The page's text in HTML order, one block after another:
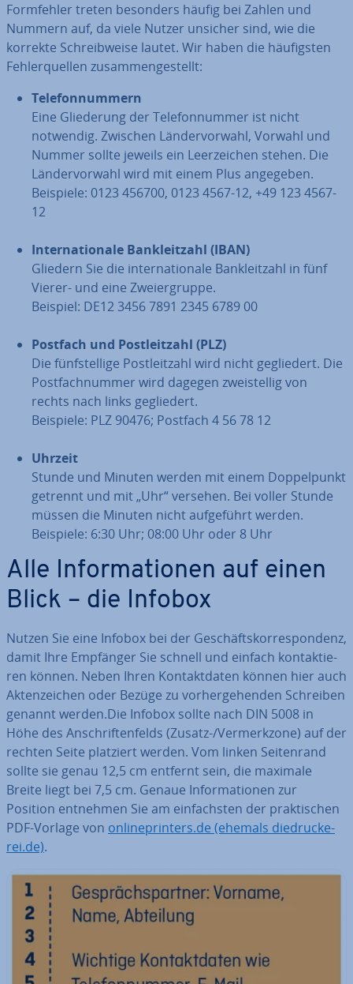
Form­feh­ler treten besonders häufig bei Zahlen und
Nummern auf, da viele Nutzer unsicher sind, wie die
korrekte Schreib­wei­se lautet. Wir haben die häu­figs­ten
Feh­ler­quel­len zu­sam­men­ge­stellt:
Te­le­fon­num­mern
Eine Glie­de­rung der Te­le­fon­num­mer ist nicht
notwendig. Zwischen Län­der­vor­wahl, Vorwahl und
Nummer sollte jeweils ein Leer­zei­chen stehen. Die
Län­der­vor­wahl wird mit einem Plus angegeben.
Beispiele: 0123 456700, 0123 4567-12, +49 123 4567-
12
In­ter­na­tio­na­le Bank­leit­zahl (IBAN)
Gliedern Sie die in­ter­na­tio­na­le Bank­leit­zahl in fünf
Vierer- und eine Zwei­er­grup­pe.
Beispiel: DE12 3456 7891 2345 6789 00
Postfach und Post­leit­zahl (PLZ)
Die fünf­stel­li­ge Post­leit­zahl wird nicht ge­glie­dert. Die
Post­fach­num­mer wird dagegen zwei­stel­lig von
rechts nach links ge­glie­dert.
Beispiele: PLZ 90476; Postfach 4 56 78 12
Uhrzeit
Stunde und Minuten werden mit einem Dop­pel­punkt
getrennt und mit „Uhr“ versehen. Bei voller Stunde
müssen die Minuten nicht auf­ge­führt werden.
Beispiele: 6:30 Uhr; 08:00 Uhr oder 8 Uhr
Alle In­for­ma­tio­nen auf einen
Blick – die Infobox
Nutzen Sie eine Infobox bei der Ge­schäfts­kor­re­spon­denz,
damit Ihre Empfänger Sie schnell und einfach kon­tak­tie­
ren können. Neben Ihren Kon­takt­da­ten können hier auch
Ak­ten­zei­chen oder Bezüge zu vor­her­ge­hen­den Schreiben
genannt werden.Die Infobox sollte nach DIN 5008 in
Höhe des An­schrif­ten­felds (Zusatz-/Ver­merk­zo­ne) auf der
rechten Seite platziert werden. Vom linken Sei­ten­rand
sollte sie genau 12,5 cm entfernt sein, die maximale
Breite liegt bei 7,5 cm. Genaue In­for­ma­tio­nen zur
Position entnehmen Sie am ein­fachs­ten der prak­ti­schen
PDF-Vorlage von on­line­prin­ters.de (ehemals di­e­dru­cke­
rei.de).